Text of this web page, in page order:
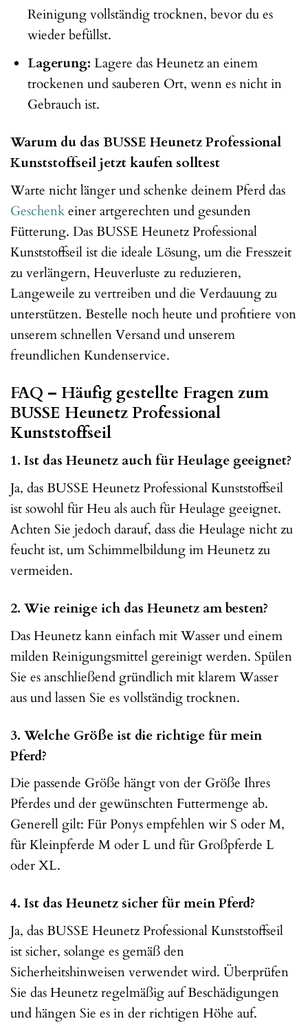
Reinigung vollständig trocknen, bevor du es
wieder befüllst.
Lagerung: Lagere das Heunetz an einem
trockenen und sauberen Ort, wenn es nicht in
Gebrauch ist.
Warum du das BUSSE Heunetz Professional
Kunststoffseil jetzt kaufen solltest
Warte nicht länger und schenke deinem Pferd das
Geschenkeiner artgerechten und gesunden
Fütterung. Das BUSSE Heunetz Professional
Kunststoffseil ist die ideale Lösung, um die Fresszeit
zu verlängern, Heuverluste zu reduzieren,
Langeweile zu vertreiben und die Verdauung zu
unterstützen. Bestelle noch heute und profitiere von
unserem schnellen Versand und unserem
freundlichen Kundenservice.
FAQ – Häufig gestellte Fragen zum
BUSSE Heunetz Professional
Kunststoffseil
1. Ist das Heunetz auch für Heulage geeignet?
Ja, das BUSSE Heunetz Professional Kunststoffseil
ist sowohl für Heu als auch für Heulage geeignet.
Achten Sie jedoch darauf, dass die Heulage nicht zu
feucht ist, um Schimmelbildung im Heunetz zu
vermeiden.
2. Wie reinige ich das Heunetz am besten?
Das Heunetz kann einfach mit Wasser und einem
milden Reinigungsmittel gereinigt werden. Spülen
Sie es anschließend gründlich mit klarem Wasser
aus und lassen Sie es vollständig trocknen.
3. Welche Größe ist die richtige für mein
Pferd?
Die passende Größe hängt von der Größe Ihres
Pferdes und der gewünschten Futtermenge ab.
Generell gilt: Für Ponys empfehlen wir S oder M,
für Kleinpferde M oder L und für Großpferde L
oder XL.
4. Ist das Heunetz sicher für mein Pferd?
Ja, das BUSSE Heunetz Professional Kunststoffseil
ist sicher, solange es gemäß den
Sicherheitshinweisen verwendet wird. Überprüfen
Sie das Heunetz regelmäßig auf Beschädigungen
und hängen Sie es in der richtigen Höhe auf.